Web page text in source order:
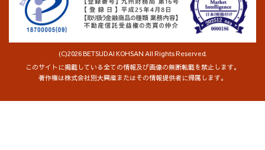
(C)2026 BETSUDAI KOHSAN All Rights Reserved.
このサイトに掲載している全ての情報及び画像の無断転載を禁止します。
著作権は株式会社別大興産またはその情報提供者に帰属します。